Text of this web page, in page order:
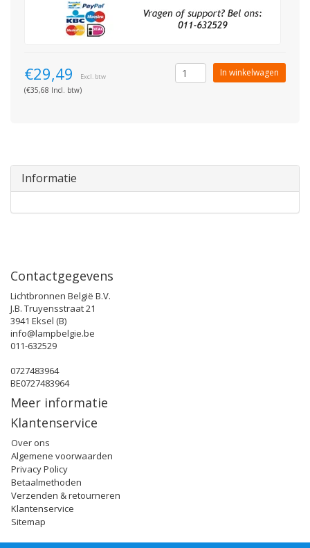
€29,49 Excl. btw
(€35,68 Incl. btw)
In winkelwagen
Informatie
Contactgegevens
Lichtbronnen België B.V.
J.B. Truyensstraat 21
3941 Eksel (B)
info@lampbelgie.be
011-632529
0727483964
BE0727483964
Meer informatie
Klantenservice
Over ons
Algemene voorwaarden
Privacy Policy
Betaalmethoden
Verzenden & retourneren
Klantenservice
Sitemap